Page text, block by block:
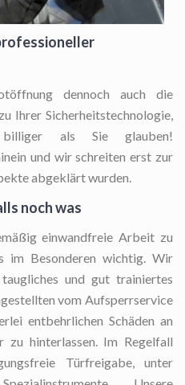
dennoch auch die
Ihrer Sicherheitstechnologie,
billiger als Sie glauben!
und wir schreiten erst zur
abgeklärt wurden.
noch was
einwandfreie Arbeit zu
im Besonderen wichtig. Wir
und gut trainiertes
vom Aufsperrservice
entbehrlichen Schäden an
zu hinterlassen. Im Regelfall
Türfreigabe, unter